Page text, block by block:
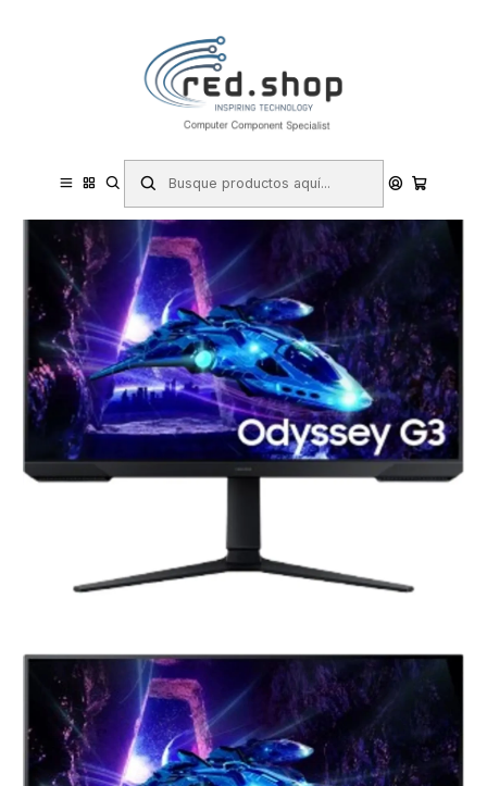
Haga Click Aqui
Periféricos Monitores
Samsung Odyssey G3 Monitor 27" IPS FullHD 1080p 100Hz
Freesync - Respuesta 1ms - Angulo de Vision 178° - HDMI - VESA